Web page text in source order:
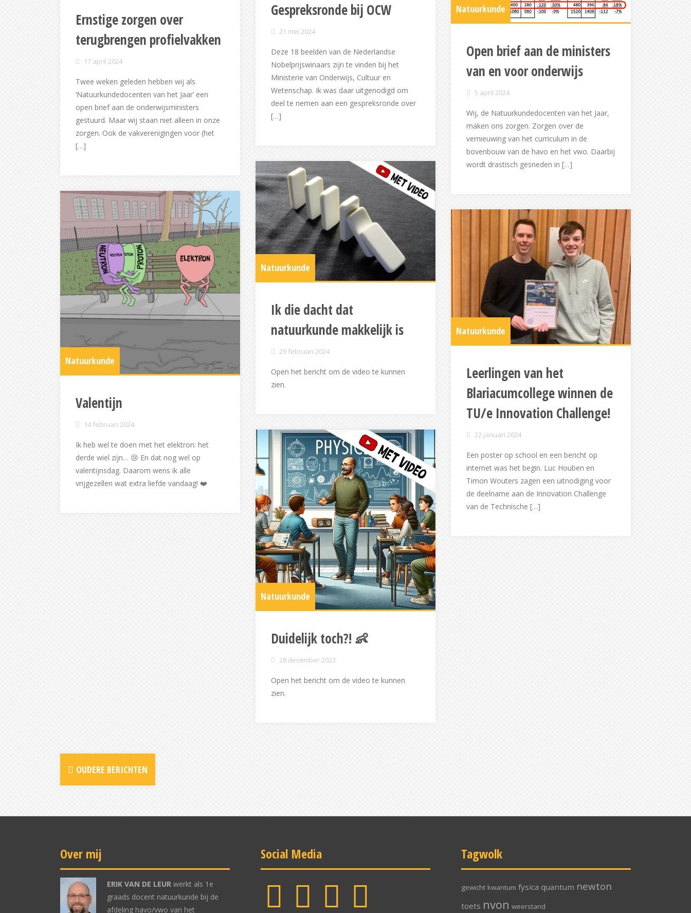
Gespreksronde bij OCW
21 mei 2024
Deze 18 beelden van de Nederlandse
Nobelprijswinaars zijn te vinden bij het
Ministerie van Onderwijs, Cultuur en
Wetenschap. Ik was daar uitgenodigd om
deel te nemen aan een gespreksronde over
[…]
Ernstige zorgen over
terugbrengen profielvakken
17 april 2024
Twee weken geleden hebben wij als
‘Natuurkundedocenten van het Jaar’ een
open brief aan de onderwijsministers
gestuurd. Maar wij staan niet alleen in onze
zorgen. Ook de vakverenigingen voor (het
[…]
Natuurkunde
Open brief aan de ministers
van en voor onderwijs
5 april 2024
Wij, de Natuurkundedocenten van het Jaar,
maken ons zorgen. Zorgen over de
vernieuwing van het curriculum in de
bovenbouw van de havo en het vwo. Daarbij
wordt drastisch gesneden in […]
Natuurkunde
Ik die dacht dat
natuurkunde makkelijk is
29 februari 2024
Open het bericht om de video te kunnen
zien.
Natuurkunde
Valentijn
14 februari 2024
Ik heb wel te doen met het elektron: het
derde wiel zijn… 😢 En dat nog wel op
valentijnsdag. Daarom wens ik alle
vrijgezellen wat extra liefde vandaag! ❤️
Natuurkunde
Leerlingen van het
Blariacumcollege winnen de
TU/e Innovation Challenge!
22 januari 2024
Een poster op school en een bericht op
internet was het begin. Luc Houben en
Timon Wouters zagen een uitnodiging voor
de deelname aan de Innovation Challenge
van de Technische […]
Natuurkunde
Duidelijk toch?! 👶
28 december 2023
Open het bericht om de video te kunnen
zien.
OUDERE BERICHTEN
Over mij
ERIK VAN DE LEUR werkt als 1e
graads docent natuurkunde bij de
afdeling havo/vwo van het
Social Media
Facebook LinkedIn Instagram
Tagwolk
gewicht kwantum fysica quantum newton
toets nvon weerstand